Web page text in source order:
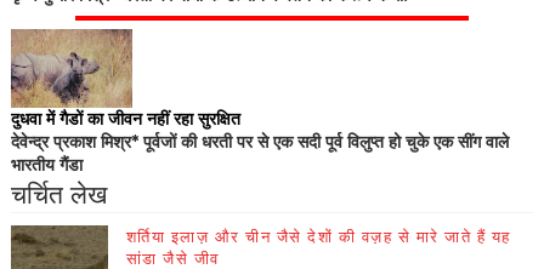
दुधवा में गैडों का जीवन नहीं रहा सुरक्षित
देवेन्द्र प्रकाश मिश्र* पूर्वजों की धरती पर से एक सदी पूर्व विलुप्त हो चुके एक सींग वाले
भारतीय गैंडा
चर्चित लेख
शर्तिया इलाज़ और चीन जैसे देशों की वज़ह से मारे जाते हैं यह
सांडा जैसे जीव